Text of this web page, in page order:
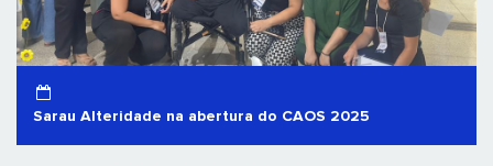
Sarau Alteridade na abertura do CAOS 2025